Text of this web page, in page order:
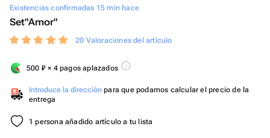
Existencias confirmadas 15 min hace
Set"Amor"
20 Valoraciones del artículo
500 ₽ × 4 pagos aplazados
Introduce la dirección para que podamos calcular el precio de la
entrega
1 persona añadido artículo a tu lista